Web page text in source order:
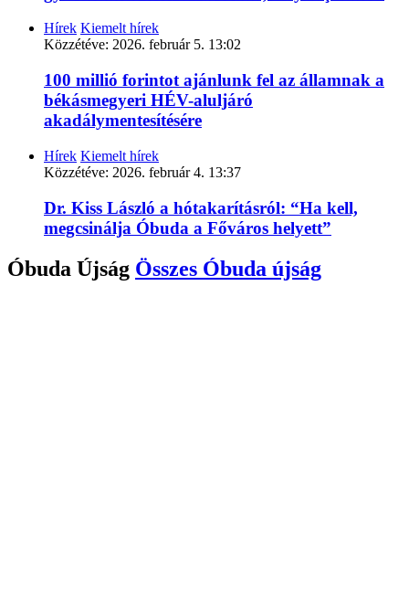
Hírek Kiemelt hírek
Közzétéve: 2026. február 5. 13:02
100 millió forintot ajánlunk fel az államnak a
békásmegyeri HÉV-aluljáró
akadálymentesítésére
Hírek Kiemelt hírek
Közzétéve: 2026. február 4. 13:37
Dr. Kiss László a hótakarításról: “Ha kell,
megcsinálja Óbuda a Főváros helyett”
Óbuda Újság Összes Óbuda újság